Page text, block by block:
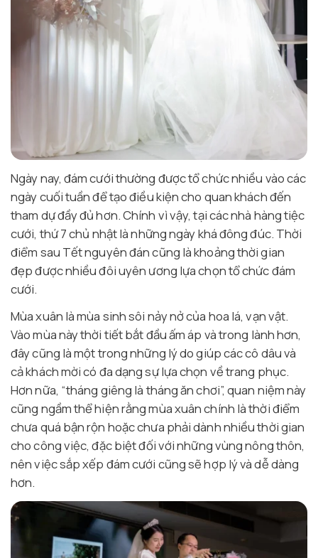
Ngày nay, đám cưới thường được tổ chức nhiều vào các
ngày cuối tuần để tạo điều kiện cho quan khách đến
tham dự đầy đủ hơn. Chính vì vậy, tại các nhà hàng tiệc
cưới, thứ 7 chủ nhật là những ngày khá đông đúc. Thời
điểm sau Tết nguyên đán cũng là khoảng thời gian
đẹp được nhiều đôi uyên ương lựa chọn tổ chức đám
cưới.
Mùa xuân là mùa sinh sôi nảy nở của hoa lá, vạn vật.
Vào mùa này thời tiết bắt đầu ấm áp và trong lành hơn,
đây cũng là một trong những lý do giúp các cô dâu và
cả khách mời có đa dạng sự lựa chọn về trang phục.
Hơn nữa, “tháng giêng là tháng ăn chơi”, quan niệm này
cũng ngầm thể hiện rằng mùa xuân chính là thời điểm
chưa quá bận rộn hoặc chưa phải dành nhiều thời gian
cho công việc, đặc biệt đối với những vùng nông thôn,
nên việc sắp xếp đám cưới cũng sẽ hợp lý và dễ dàng
hơn.